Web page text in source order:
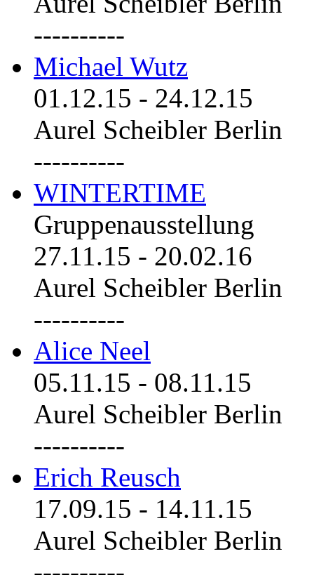
----------
Michael Wutz
01.12.15 - 24.12.15
Aurel Scheibler Berlin
----------
WINTERTIME
Gruppenausstellung
27.11.15 - 20.02.16
Aurel Scheibler Berlin
----------
Alice Neel
05.11.15 - 08.11.15
Aurel Scheibler Berlin
----------
Erich Reusch
17.09.15 - 14.11.15
Aurel Scheibler Berlin